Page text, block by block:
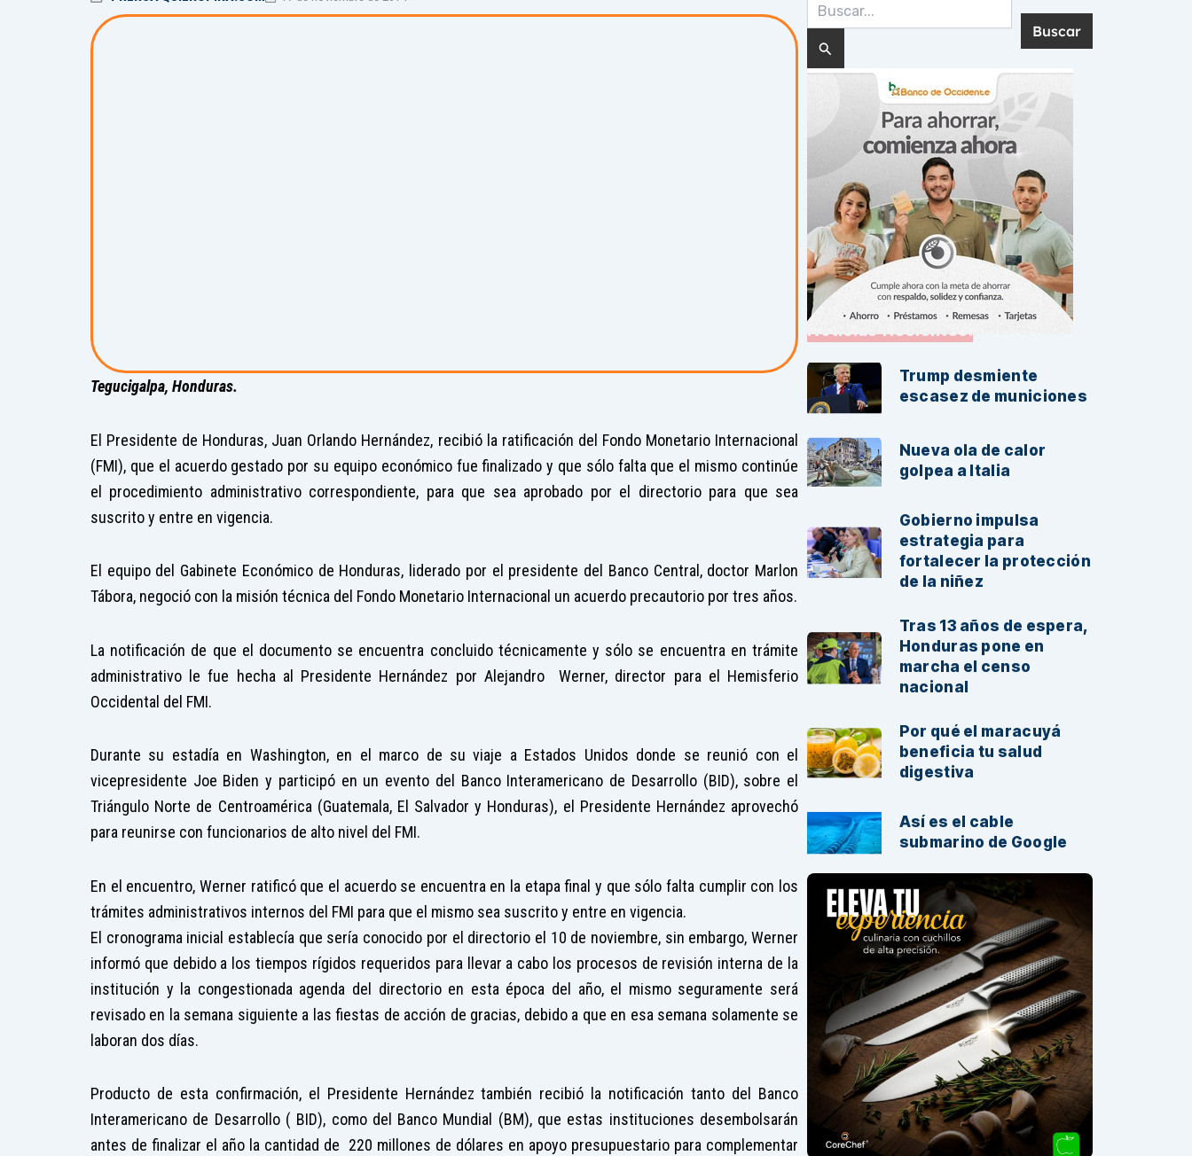
Tegucigalpa, Honduras.
El Presidente de Honduras, Juan Orlando Hernández, recibió la ratificación del Fondo Monetario Internacional
(FMI), que el acuerdo gestado por su equipo económico fue finalizado y que sólo falta que el mismo continúe
el procedimiento administrativo correspondiente, para que sea aprobado por el directorio para que sea
suscrito y entre en vigencia.
El equipo del Gabinete Económico de Honduras, liderado por el presidente del Banco Central, doctor Marlon
Tábora, negoció con la misión técnica del Fondo Monetario Internacional un acuerdo precautorio por tres años.
La notificación de que el documento se encuentra concluido técnicamente y sólo se encuentra en trámite
administrativo le fue hecha al Presidente Hernández por Alejandro Werner, director para el Hemisferio
Occidental del FMI.
Durante su estadía en Washington, en el marco de su viaje a Estados Unidos donde se reunió con el
vicepresidente Joe Biden y participó en un evento del Banco Interamericano de Desarrollo (BID), sobre el
Triángulo Norte de Centroamérica (Guatemala, El Salvador y Honduras), el Presidente Hernández aprovechó
para reunirse con funcionarios de alto nivel del FMI.
En el encuentro, Werner ratificó que el acuerdo se encuentra en la etapa final y que sólo falta cumplir con los
trámites administrativos internos del FMI para que el mismo sea suscrito y entre en vigencia.
El cronograma inicial establecía que sería conocido por el directorio el 10 de noviembre, sin embargo, Werner
informó que debido a los tiempos rígidos requeridos para llevar a cabo los procesos de revisión interna de la
institución y la congestionada agenda del directorio en esta época del año, el mismo seguramente será
revisado en la semana siguiente a las fiestas de acción de gracias, debido a que en esa semana solamente se
laboran dos días.
Producto de esta confirmación, el Presidente Hernández también recibió la notificación tanto del Banco
Interamericano de Desarrollo ( BID), como del Banco Mundial (BM), que estas instituciones desembolsarán
antes de finalizar el año la cantidad de 220 millones de dólares en apoyo presupuestario para complementar
por:
Noticias Recientes:Trump desmiente
escasez de municiones
Nueva ola de calor
golpea a Italia
Gobierno impulsa
estrategia para
fortalecer la protección
de la niñez
Tras 13 años de espera,
Honduras pone en
marcha el censo
nacional
Por qué el maracuyá
beneficia tu salud
digestiva
Así es el cable
submarino de Google